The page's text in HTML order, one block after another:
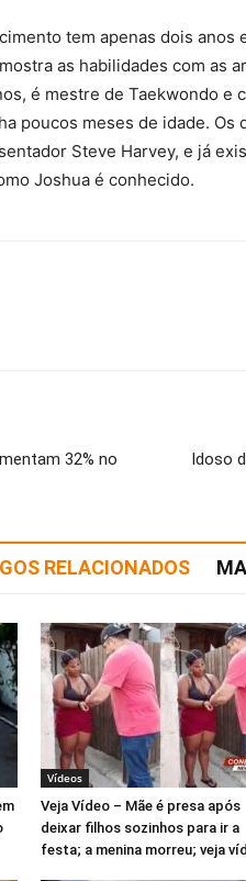
tem apenas dois anos
as habilidades com as
é mestre de Taekwondo e
poucos meses de idade. Os
Steve Harvey, e já
Joshua é conhecido.
32% no
Idoso
RELACIONADOS
Vídeos
Veja Vídeo – Mãe é presa após
deixar filhos sozinhos para ir a
festa; a menina morreu; veja